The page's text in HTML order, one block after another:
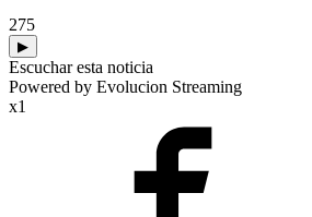
275
▶
Escuchar esta noticia
Powered by Evolucion Streaming
x1